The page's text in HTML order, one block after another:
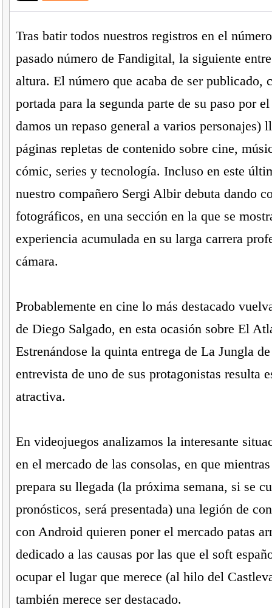
Tras batir todos nuestros registros en el
pasado número de Fandigital, la siguiente
altura. El número que acaba de ser publicado,
portada para la segunda parte de su paso por
damos un repaso general a varios personajes)
páginas repletas de contenido sobre cine,
cómic, series y tecnología. Incluso en este
nuestro compañero Sergi Albir debuta dando
fotográficos, en una sección en la que se
experiencia acumulada en su larga carrera
cámara.
Probablemente en cine lo más destacado
de Diego Salgado, en esta ocasión sobre El
Estrenándose la quinta entrega de La Jungla
entrevista de uno de sus protagonistas resulta
atractiva.
En videojuegos analizamos la interesante
en el mercado de las consolas, en que
prepara su llegada (la próxima semana, si se
pronósticos, será presentada) una legión de
con Android quieren poner el mercado patas
dedicado a las causas por las que el soft
ocupar el lugar que merece (al hilo del
también merece ser destacado.